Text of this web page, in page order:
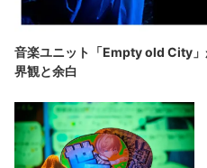
音楽ユニット「Empty old City
界観と余白